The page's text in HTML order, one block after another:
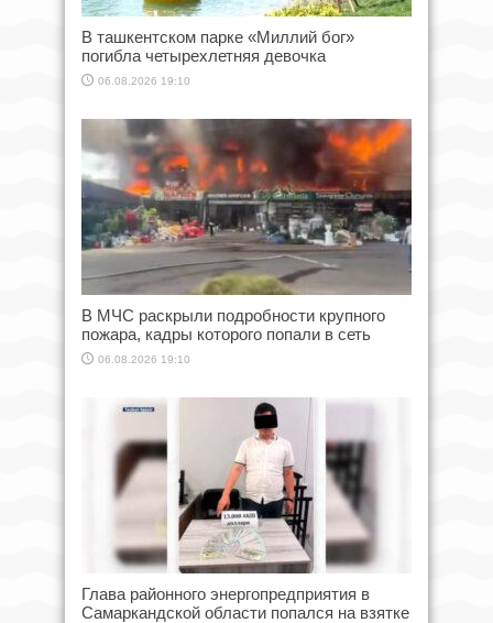
В ташкентском парке «Миллий бог»
погибла четырехлетняя девочка
06.08.2026 19:10
В МЧС раскрыли подробности крупного
пожара, кадры которого попали в сеть
06.08.2026 19:10
Глава районного энергопредприятия в
Самаркандской области попался на взятке